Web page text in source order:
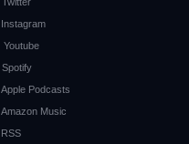
Instagram
Youtube
Spotify
Apple Podcasts
Amazon Music
RSS